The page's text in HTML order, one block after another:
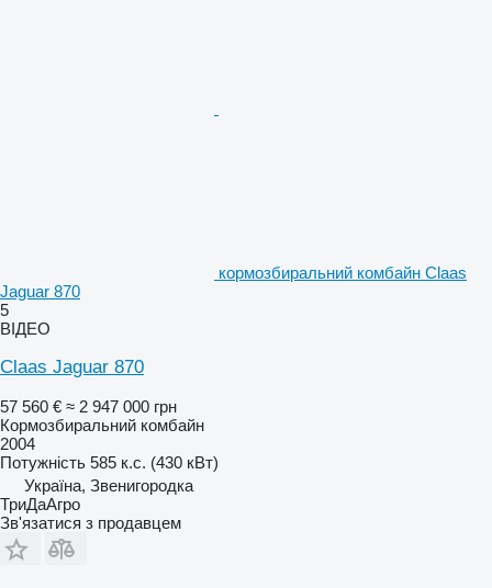
кормозбиральний комбайн Claas
Jaguar 870
5
ВІДЕО
Claas Jaguar 870
57 560 € ≈ 2 947 000 грн
Кормозбиральний комбайн
2004
Потужність 585 к.с. (430 кВт)
Україна, Звенигородка
ТриДаАгро
Зв'язатися з продавцем